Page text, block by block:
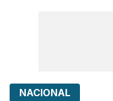
NACIONAL